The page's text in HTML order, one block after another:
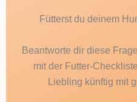
Fütterst du deinem
Beantworte dir diese
mit der Futter-
Liebling künftig mit